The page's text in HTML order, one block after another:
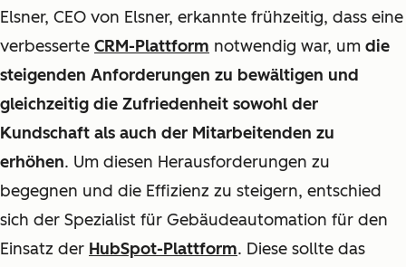
Elsner, CEO von Elsner, erkannte frühzeitig, dass eine
verbesserte CRM-Plattform notwendig war, um die
steigenden Anforderungen zu bewältigen und
gleichzeitig die Zufriedenheit sowohl der
Kundschaft als auch der Mitarbeitenden zu
erhöhen. Um diesen Herausforderungen zu
begegnen und die Effizienz zu steigern, entschied
sich der Spezialist für Gebäudeautomation für den
Einsatz der HubSpot-Plattform. Diese sollte das